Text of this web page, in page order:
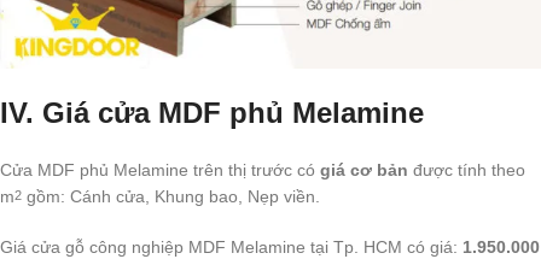
IV. Giá cửa MDF phủ Melamine
Cửa MDF phủ Melamine trên thị trước có giá cơ bản được tính theo
m2 gồm: Cánh cửa, Khung bao, Nẹp viền.
Giá cửa gỗ công nghiệp MDF Melamine tại Tp. HCM có giá: 1.950.000